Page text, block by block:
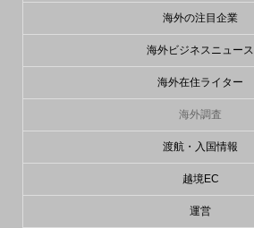
海外の注目企業
海外ビジネスニュース
海外在住ライター
海外調査
渡航・入国情報
越境EC
運営